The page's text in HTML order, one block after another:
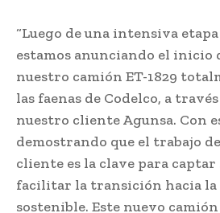
“Luego de una intensiva
estamos anunciando el inicio
nuestro camión ET-1829
las faenas de Codelco, a
nuestro cliente Agunsa. Con
demostrando que el trabajo
cliente es la clave para captar
facilitar la transición hacia
sostenible. Este nuevo camión